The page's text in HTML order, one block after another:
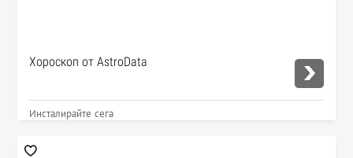
Хороскоп от AstroData
Инсталирайте сега